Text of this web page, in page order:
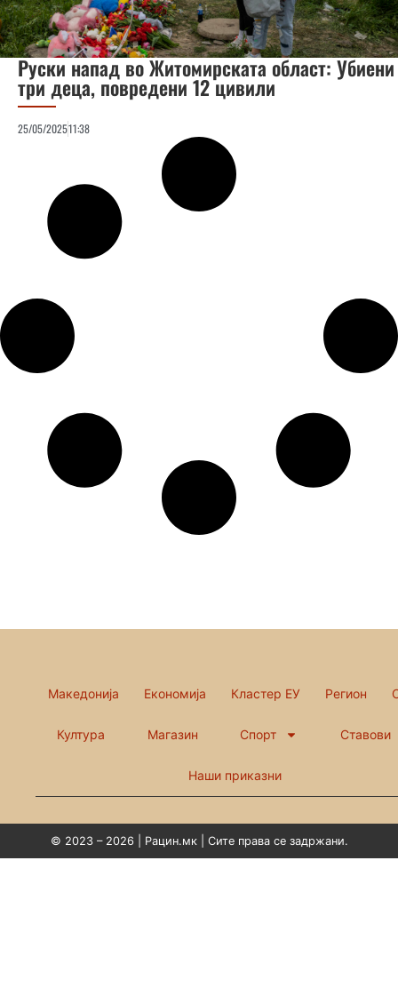
Руски напад во Житомирската област: Убиени
три деца, повредени 12 цивили
25/05/202511:38
Македонија Економија Кластер ЕУ Регион
Култура Магазин Спорт Ставови
Наши приказни
© 2023 – 2026 | Рацин.мк | Сите права се задржани.